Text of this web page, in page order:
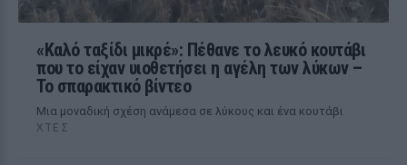
«Καλό ταξίδι μικρέ»: Πέθανε το λευκό κουτάβι
που το είχαν υιοθετήσει η αγέλη των λύκων –
Το σπαρακτικό βίντεο
Μια μοναδική σχέση ανάμεσα σε λύκους και ένα κουτάβι
ΧΤΕΣ